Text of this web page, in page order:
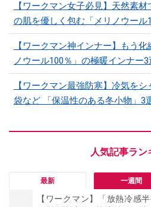
【ワークマン女子必見】天然素
の肌を優しく包む「メリノウール
【ワークマン神インナー】もう
ノウール100％」の極暖インナー3
【ワークマン最強防寒】冷気を
袋など 「保温性のある冬小物」3
最新 一週間
【ワークマン】「放熱冷感